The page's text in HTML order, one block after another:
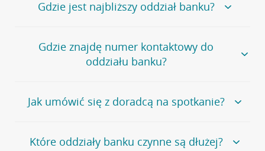
Gdzie jest najbliższy oddział banku?
Jeśli szukasz oddziału naszego banku, zapraszamy na
stronęPlacówki i bankomaty, na której znajduje się
wygodna wyszukiwarka.
oddziałów
Gdzie znajdę numer kontaktowy do
oddziału banku?
Bank Credit Agricole nie udostępnia ogólnego numeru
telefonu do placówki bankowej.
umówienia się z doradcą w placówce bankowej .
Jak umówić się z doradcą na spotkanie?
Jeśli jesteś już naszym
klientemmożeszsamodzielnieumówić się na spotkanie z
Które oddziały banku czynne są dłużej?